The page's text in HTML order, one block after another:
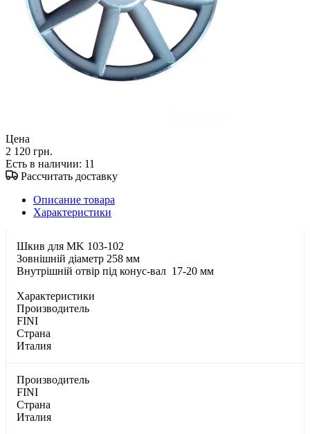
Цена
2 120 грн.
Есть в наличии: 11
Рассчитать доставку
Описание товара
Характеристики
Шкив для MK 103-102
Зовнішній діаметр 258 мм
Внутрішній отвір під конус-вал 17-20 мм
Характеристики
Производитель
FINI
Страна
Италия
Производитель
FINI
Страна
Италия